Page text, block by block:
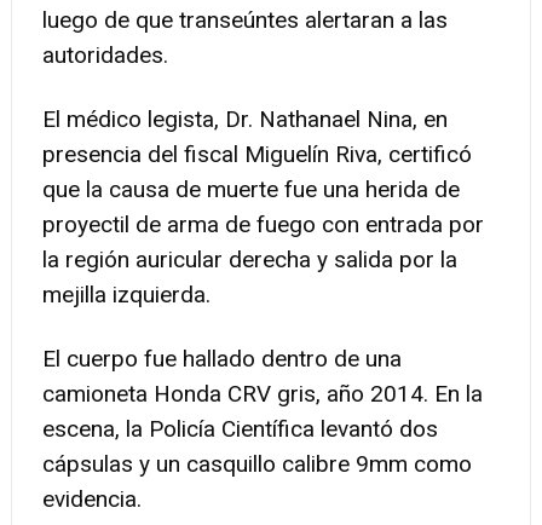
luego de que transeúntes alertaran a las
autoridades.
El médico legista, Dr. Nathanael Nina, en
presencia del fiscal Miguelín Riva, certificó
que la causa de muerte fue una herida de
proyectil de arma de fuego con entrada por
la región auricular derecha y salida por la
mejilla izquierda.
El cuerpo fue hallado dentro de una
camioneta Honda CRV gris, año 2014. En la
escena, la Policía Científica levantó dos
cápsulas y un casquillo calibre 9mm como
evidencia.